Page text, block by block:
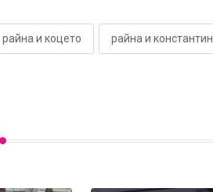
райна и коцето райна и константин